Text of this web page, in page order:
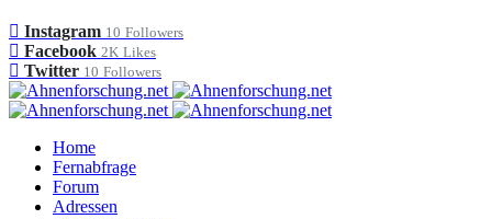
Instagram 10 Followers
Facebook 2K Likes
Twitter 10 Followers
Home
Fernabfrage
Forum
Adressen